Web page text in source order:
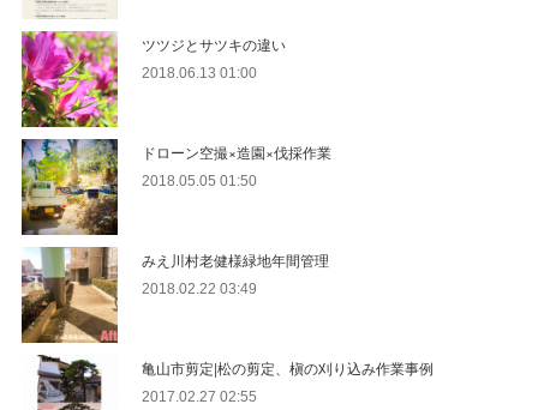
ツツジとサツキの違い
2018.06.13 01:00
ドローン空撮×造園×伐採作業
2018.05.05 01:50
みえ川村老健様緑地年間管理
2018.02.22 03:49
亀山市剪定|松の剪定、槇の刈り込み作業事例
2017.02.27 02:55